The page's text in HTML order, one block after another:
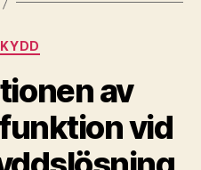
Kategorier
av
vid